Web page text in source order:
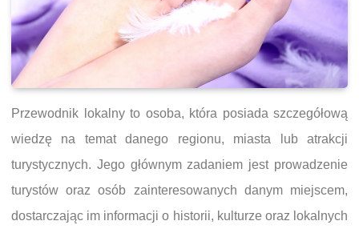
Przewodnik lokalny to osoba, która posiada szczegółową
wiedzę na temat danego regionu, miasta lub atrakcji
turystycznych. Jego głównym zadaniem jest prowadzenie
turystów oraz osób zainteresowanych danym miejscem,
dostarczając im informacji o historii, kulturze oraz lokalnych